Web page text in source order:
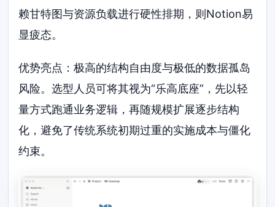
赖甘特图与资源负载进行硬性排期，则Notion易
显疲态。
优势亮点：极高的结构自由度与极低的数据孤岛
风险。选型人员可将其视为“乐高底座”，先以轻
量方式跑通业务逻辑，再随规模扩展逐步结构
化，避免了传统系统初期过重的实施成本与僵化
约束。